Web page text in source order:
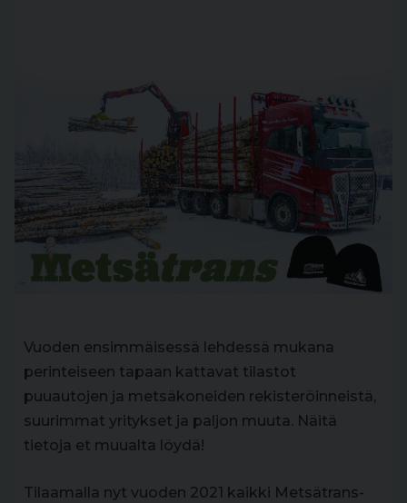
Vuoden ensimmäisessä lehdessä mukana
perinteiseen tapaan kattavat tilastot
puuautojen ja metsäkoneiden rekisteröinneistä,
suurimmat yritykset ja paljon muuta. Näitä
tietoja et muualta löydä!
Tilaamalla nyt vuoden 2021 kaikki Metsätrans-